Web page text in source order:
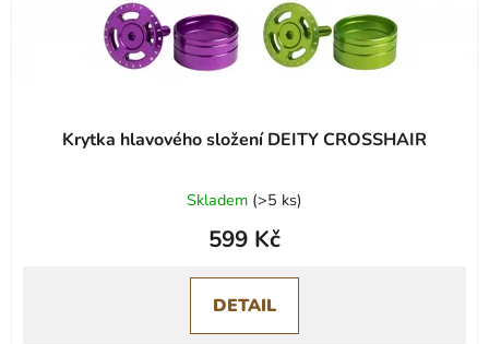
Krytka hlavového složení DEITY CROSSHAIR
hodnocení
produktu
0,0
z
Skladem (>5 ks)
599 Kč
DETAIL